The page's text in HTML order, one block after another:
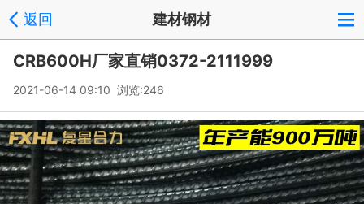
返回 建材钢材
CRB600H厂家直销0372-2111999
2021-06-14 09:10 浏览:246